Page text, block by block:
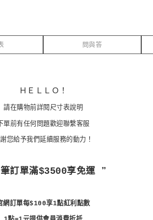
問與答
ＨＥＬＬＯ！
請在購物前詳閱尺寸表說明
下單前有任何問題歡迎聯繫客服
您給予我們延續服務的動力！
訂單滿$3500享免運 ❞
網訂單每$100享1點紅利點數